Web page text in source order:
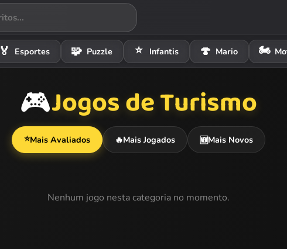
🏅 Esportes 🧩 Puzzle ⭐ Infantis 🍄 Mario 🏍️
🎮Jogos de Turismo
⭐Mais Avaliados 🔥Mais Jogados 🆕Mais Novos
Nenhum jogo nesta categoria no momento.